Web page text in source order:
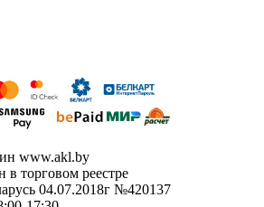
www.akl.by
в торговом реестре
04.07.2018г №420137